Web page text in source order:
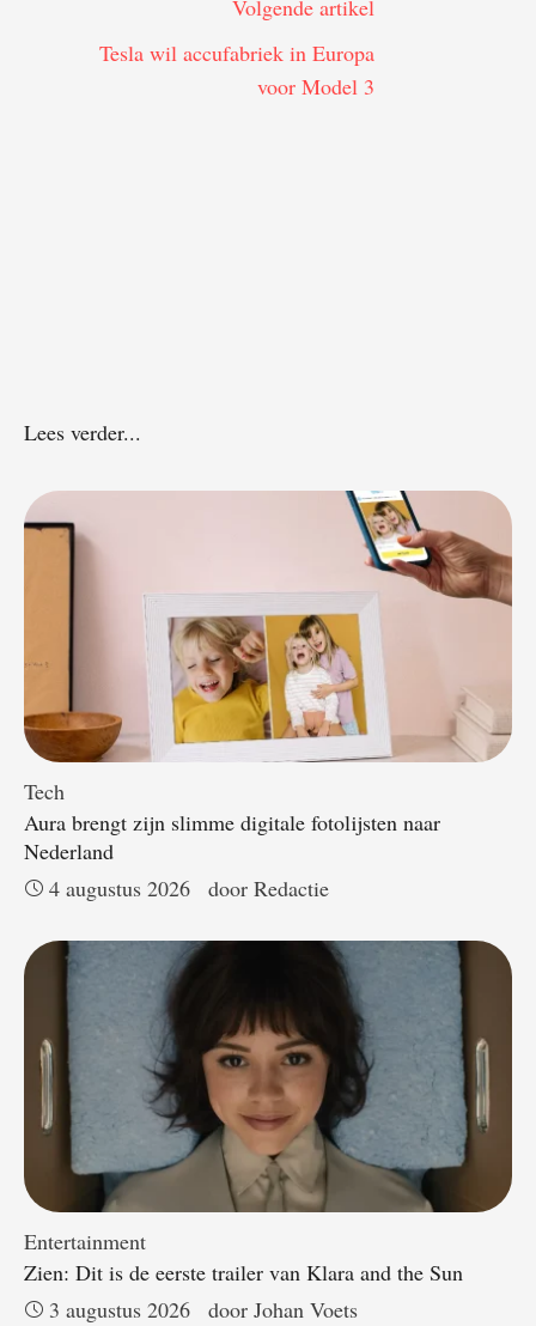
Volgende artikel
Tesla wil accufabriek in Europa
voor Model 3
Lees verder...
Tech
Aura brengt zijn slimme digitale fotolijsten naar
Nederland
4 augustus 2026
door Redactie
Entertainment
Zien: Dit is de eerste trailer van Klara and the Sun
3 augustus 2026
door Johan Voets